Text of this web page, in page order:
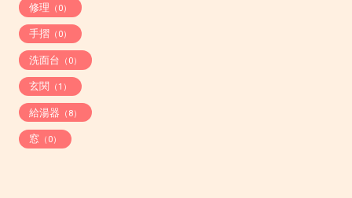
修理 （0）
手摺（0）
洗面台 （0）
玄関 （1）
給湯器 （8）
窓 （0）